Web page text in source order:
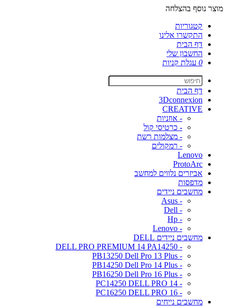
מוצר נוסף בהצלחה
קטגוריות
התקשרו אלינו
דף הבית
החשבון שלי
0 עגלת קניות
דף הבית
3Dconnexion
CREATIVE
- אוזניות
- כרטיסי קול
- מצלמות רשת
- רמקולים
Lenovo
ProtoArc
אביזרים נלווים למחשב
מדפסות
מחשבים ניידים
- Asus
- Dell
- Hp
- Lenovo
מחשבים ניידים DELL
- DELL PRO PREMIUM 14 PA14250
- PB13250 Dell Pro 13 Plus
- PB14250 Dell Pro 14 Plus
- PB16250 Dell Pro 16 Plus
- PC14250 DELL PRO 14
- PC16250 DELL PRO 16
מחשבים נייחים